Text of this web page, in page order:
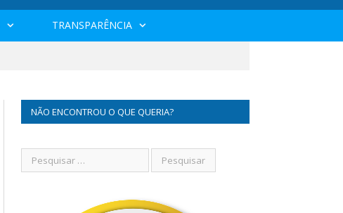
TRANSPARÊNCIA
NÃO ENCONTROU O QUE QUERIA?